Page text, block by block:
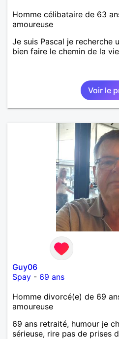
Homme célibataire de 63
amoureuse
Je suis Pascal je recherche
bien faire le chemin de la
Voir le
Guy06
Spay - 69 ans
Homme divorcé(e) de 69
amoureuse
69 ans retraité, humour je
sérieuse, rire pas de prises